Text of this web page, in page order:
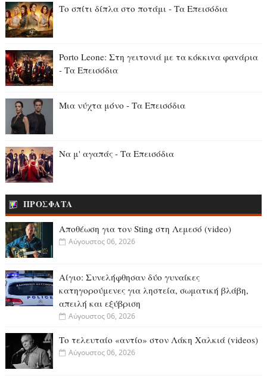
Το σπίτι δίπλα στο ποτάμι - Τα Επεισόδια
Porto Leone: Στη γειτονιά με τα κόκκιvα φαvάρια
- Τα Επεισόδια
Μια νύχτα μόνο - Τα Επεισόδια
Να μ' αγαπάς - Τα Επεισόδια
ΠΡΟΣΦΑΤΑ
Αποθέωση για τον Sting στη Λεμεσό (video)
Αύγουστος 06, 2026
Αίγιο: Συνελήφθησαν δύο γυναίκες
κατηγορούμενες για ληστεία, σωματική βλάβη,
απειλή και εξύβριση
Αύγουστος 06, 2026
Το τελευταίο «αντίο» στον Λάκη Χαλκιά (videos)
Αύγουστος 06, 2026